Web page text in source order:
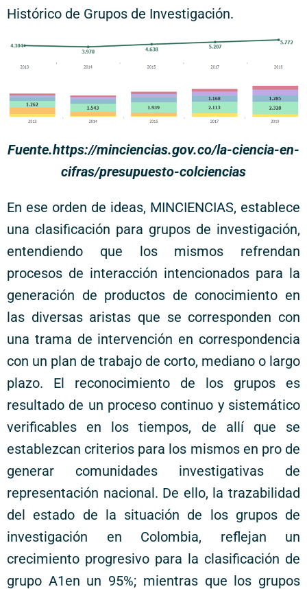
Histórico de Grupos de Investigación.
Fuente.https://minciencias.gov.co/la-ciencia-en-
cifras/presupuesto-colciencias
En ese orden de ideas, MINCIENCIAS, establece
una clasificación para grupos de investigación,
entendiendo que los mismos refrendan
procesos de interacción intencionados para la
generación de productos de conocimiento en
las diversas aristas que se corresponden con
una trama de intervención en correspondencia
con un plan de trabajo de corto, mediano o largo
plazo. El reconocimiento de los grupos es
resultado de un proceso continuo y sistemático
verificables en los tiempos, de allí que se
establezcan criterios para los mismos en pro de
generar comunidades investigativas de
representación nacional. De ello, la trazabilidad
del estado de la situación de los grupos de
investigación en Colombia, reflejan un
crecimiento progresivo para la clasificación de
grupo A1en un 95%; mientras que los grupos